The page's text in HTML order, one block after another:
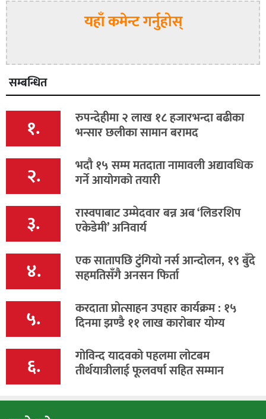
यहाँ कमेन्ट गर्नुहोस्
सम्बन्धित
१. रुपन्देहीमा २ लाख १८ हजारभन्दा बढीका
भन्सार छलीका सामान बरामद
२. भदौ १५ सम्म मतदाता नामावली अद्यावधिक
गर्ने आयोगको तयारी
३. रास्वपाबाट उम्मेदवार बन्न अब ‘लिडरशिप
एकेडेमी’ अनिवार्य
४. एक सातापछि टुंगियो नर्स आन्दोलन, १९ बुँदे
सहमतिसँगै अनसन फिर्ता
५. करदाता प्रोत्साहन उपहार कार्यक्रम : १५
दिनमा झण्डै ११ लाख कारोबार योग्य
६. गोविन्द यादवको पहलमा लोटबम
तीर्थयात्रीलाई फूलवर्षा सहित सम्मान